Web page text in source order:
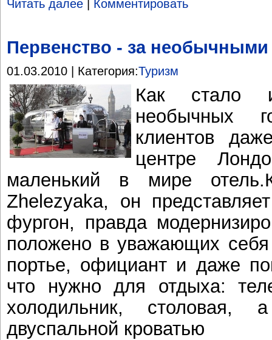
Читать далее | Комментировать
Первенство - за необычными
01.03.2010 | Категория:Туризм
Как стало
необычных
клиентов
центре
маленький в мире
Zhelezyaka, он
фургон, правда
положено в уважающих себя
портье, официант и даже
что нужно для отдыха:
холодильник,
двуспальной кроватью